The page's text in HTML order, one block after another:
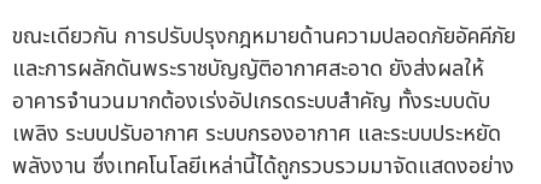
ขณะเดียวกัน การปรับปรุงกฎหมายด้านความปลอดภัยอัคคีภัย
และการผลักดันพระราชบัญญัติอากาศสะอาด ยังส่งผลให้
อาคารจำนวนมากต้องเร่งอัปเกรดระบบสำคัญ ทั้งระบบดับ
เพลิง ระบบปรับอากาศ ระบบกรองอากาศ และระบบประหยัด
พลังงาน ซึ่งเทคโนโลยีเหล่านี้ได้ถูกรวบรวมมาจัดแสดงอย่าง